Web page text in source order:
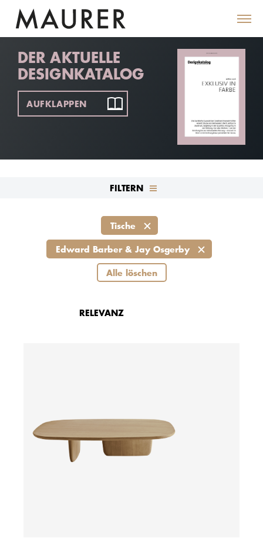
DER AKTUELLE
DESIGNKATALOG
AUFKLAPPEN
FILTERN
Tische
Edward Barber & Jay Osgerby
Alle löschen
RELEVANZ